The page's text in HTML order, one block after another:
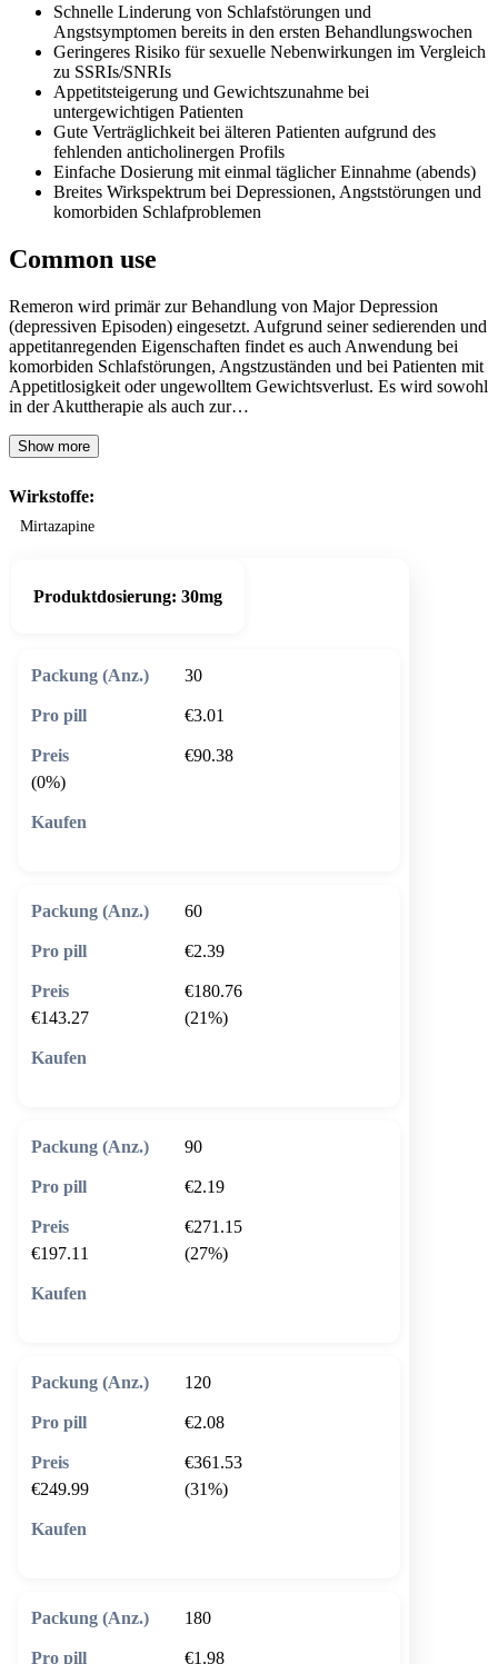
Schnelle Linderung von Schlafstörungen und
Angstsymptomen bereits in den ersten Behandlungswochen
Geringeres Risiko für sexuelle Nebenwirkungen im Vergleich
zu SSRIs/SNRIs
Appetitsteigerung und Gewichtszunahme bei
untergewichtigen Patienten
Gute Verträglichkeit bei älteren Patienten aufgrund des
fehlenden anticholinergen Profils
Einfache Dosierung mit einmal täglicher Einnahme (abends)
Breites Wirkspektrum bei Depressionen, Angststörungen und
komorbiden Schlafproblemen
Common use
Remeron wird primär zur Behandlung von Major Depression
(depressiven Episoden) eingesetzt. Aufgrund seiner sedierenden und
appetitanregenden Eigenschaften findet es auch Anwendung bei
komorbiden Schlafstörungen, Angstzuständen und bei Patienten mit
Appetitlosigkeit oder ungewolltem Gewichtsverlust. Es wird sowohl
in der Akuttherapie als auch zur…
Show more
Wirkstoffe:
Mirtazapine
Produktdosierung: 30mg
30
€3.01
€90.38
(0%)
60
€2.39
€180.76
€143.27
(21%)
90
€2.19
€271.15
€197.11
(27%)
120
€2.08
€361.53
€249.99
(31%)
180
€1.98